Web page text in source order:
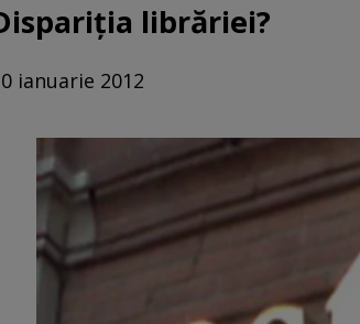
librăriei?
ianuarie 2012